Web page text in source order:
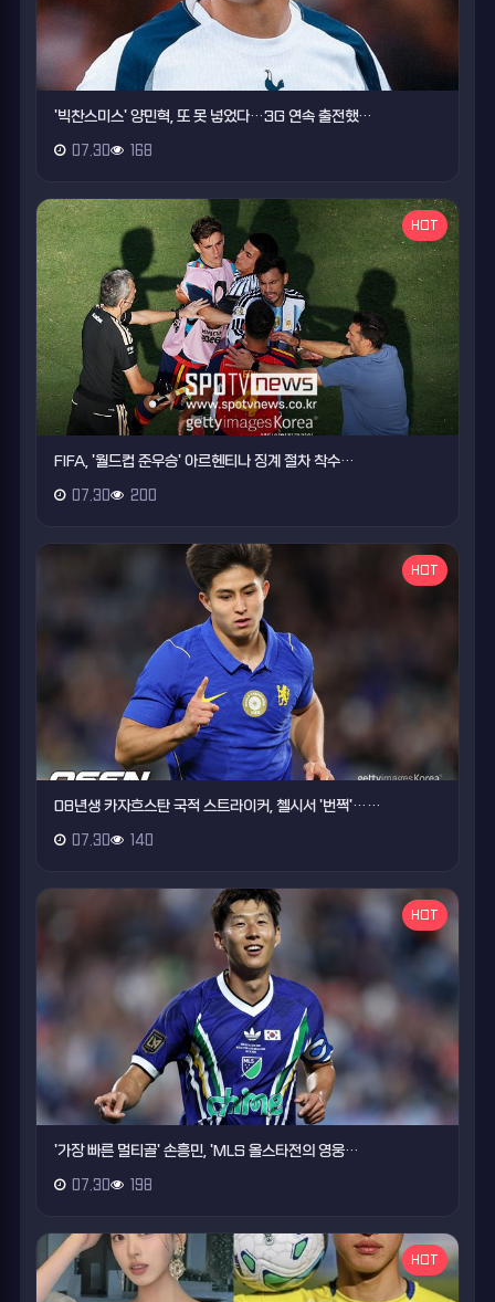
'빅찬스미스' 양민혁, 또 못 넣었다…3G 연속 출전했…
07.30 168
HOT
FIFA, '월드컵 준우승' 아르헨티나 징계 절차 착수…
07.30 200
HOT
08년생 카자흐스탄 국적 스트라이커, 첼시서 '번쩍'……
07.30 140
HOT
'가장 빠른 멀티골' 손흥민, 'MLS 올스타전의 영웅…
07.30 198
HOT